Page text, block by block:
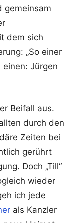
gemeinsam
dem sich
„So einer
Jürgen
Beifall aus.
durch den
Zeiten bei
gerührt
Doch „Till“
wieder
ich jede
als Kanzler